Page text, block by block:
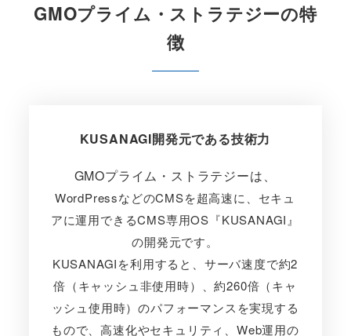
GMOプライム・ストラテジーの特
徴
KUSANAGI開発元である技術力
GMOプライム・ストラテジーは、
WordPressなどのCMSを超高速に、セキュ
アに運用できるCMS専用OS『KUSANAGI』
の開発元です。
KUSANAGIを利用すると、サーバ速度で約2
倍（キャッシュ非使用時）、約260倍（キャ
ッシュ使用時）のパフォーマンスを実現する
もので、高速化やセキュリティ、Web運用の